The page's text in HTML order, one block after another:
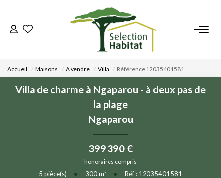
ACCUEIL
NOS BIENS
VENDRE UN BIEN
DÉPOSEZ VOTRE RECHERCHE
NOUS REJOINDRE
Accueil Maisons A vendre Villa Référence 12035401581
Villa de charme à Ngaparou - à deux pas de
la plage
Ngaparou
399 390 €
honoraires compris
5 pièce(s) • 300m² • Réf : 12035401581